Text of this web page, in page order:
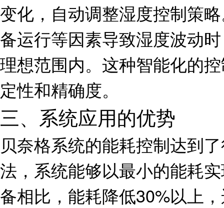
变化，自动调整湿度控制策
备运行等因素导致湿度波动
理想范围内。这种智能化的
定性和精确度。
三、系统应用的优势
贝奈格系统的能耗控制达到
法，系统能够以最小的能耗
备相比，能耗降低30%以上